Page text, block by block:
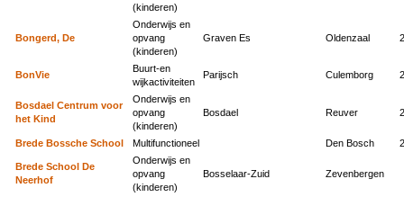
(kinderen)
Bongerd, De
Onderwijs en
opvang
(kinderen)
Graven Es Oldenzaal
BonVie
Buurt-en
wijkactiviteiten
Parijsch Culemborg
Bosdael Centrum voor
het Kind
Onderwijs en
opvang
(kinderen)
Bosdael Reuver
Brede Bossche School Multifunctioneel Den Bosch
Brede School De
Neerhof
Onderwijs en
opvang
(kinderen)
Bosselaar-Zuid Zevenbergen